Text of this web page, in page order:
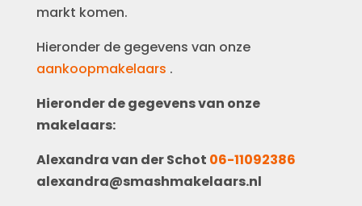
markt komen.
Hieronder de gegevens van onze
aankoopmakelaars .
Hieronder de gegevens van onze
makelaars:
Alexandra van der Schot 06-11092386
alexandra@smashmakelaars.nl